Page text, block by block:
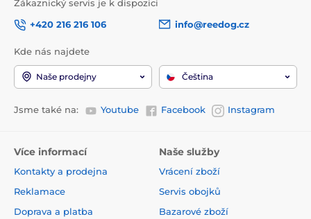
Zákaznický servis je k dispozici
+420 216 216 106
info@reedog.cz
Kde nás najdete
Naše prodejny Čeština
Jsme také na: Youtube Facebook Instagram
Více informací
Kontakty a prodejna
Reklamace
Doprava a platba
Naše služby
Vrácení zboží
Servis obojků
Bazarové zboží